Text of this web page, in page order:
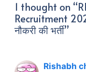
1 thought on
Recruitment
नौकरी की भर्ती”
Rishabh